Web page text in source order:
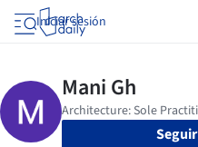
Iniciar sesión
Seguir